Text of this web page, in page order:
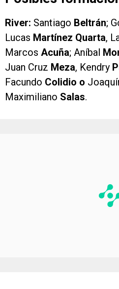
River: Santiago Beltrán;
Lucas Martínez Quarta,
Marcos Acuña; Aníbal
Juan Cruz Meza, Kendry
Facundo Colidio o
Maximiliano Salas.